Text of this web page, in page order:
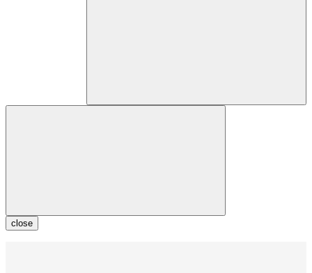
close